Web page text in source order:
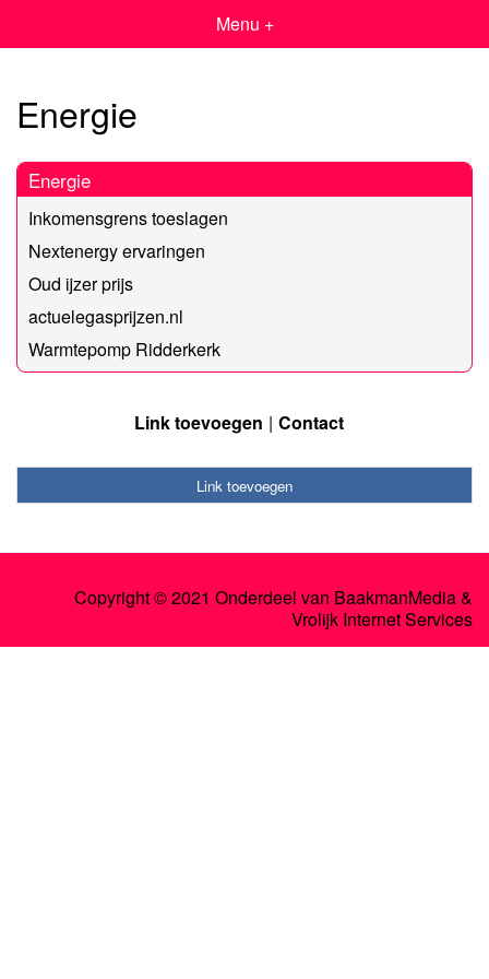
Menu +
Energie
Energie
Inkomensgrens toeslagen
Nextenergy ervaringen
Oud ijzer prijs
actuelegasprijzen.nl
Warmtepomp Ridderkerk
Link toevoegen Contact
Link toevoegen
Copyright © 2021 Onderdeel van BaakmanMedia&
Vrolijk Internet Services